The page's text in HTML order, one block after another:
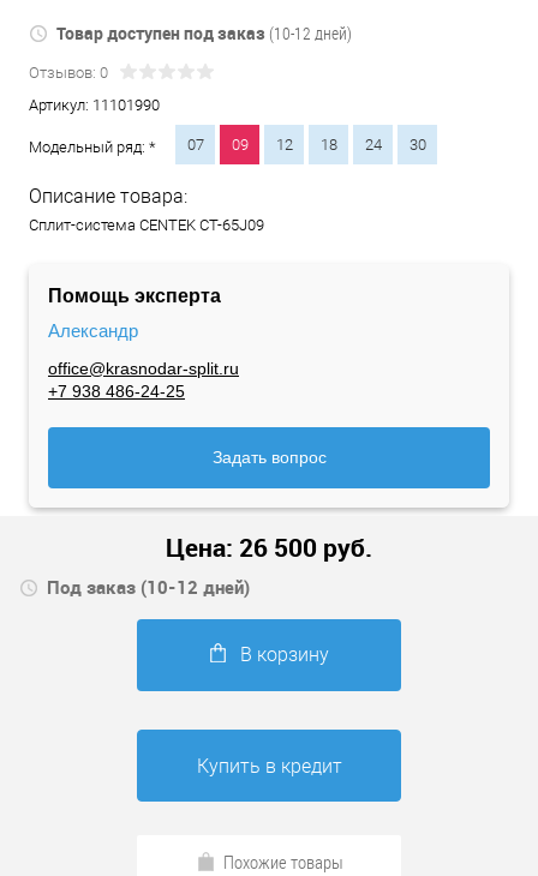
Товар доступен под заказ (10-12 дней)
Отзывов: 0
Артикул: 11101990
Модельный ряд: * 07 09 12 18 24 30
Описание товара:
Сплит-система CENTEK CT-65J09
Помощь эксперта
Александр
office@krasnodar-split.ru
+7 938 486-24-25
Задать вопрос
Цена: 26 500 руб.
Под заказ (10-12 дней)
В корзину
Купить в кредит
Похожие товары